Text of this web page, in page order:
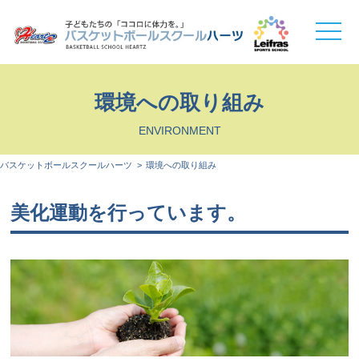
toggle
環境への取り組み
ENVIRONMENT
バスケットボールスクールハーツ 環境への取り組み
美化運動を行っています。